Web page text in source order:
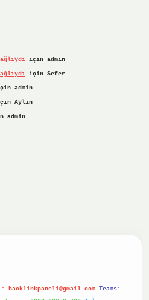
için admin
için Sefer
admin
Aylin
admin
backlinkpaneli@gmail.com Teams: